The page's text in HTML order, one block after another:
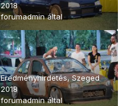
2018
forumadmináltal
Eredményhirdetés, Szeged
2018
forumadmináltal